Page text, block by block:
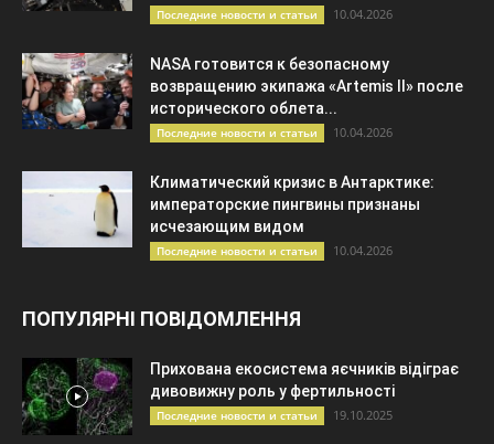
Последние новости и статьи 10.04.2026
NASA готовится к безопасному
возвращению экипажа «Artemis II» после
исторического облета...
Последние новости и статьи 10.04.2026
Климатический кризис в Антарктике:
императорские пингвины признаны
исчезающим видом
Последние новости и статьи 10.04.2026
ПОПУЛЯРНІ ПОВІДОМЛЕННЯ
Прихована екосистема яєчників відіграє
дивовижну роль у фертильності
Последние новости и статьи 19.10.2025